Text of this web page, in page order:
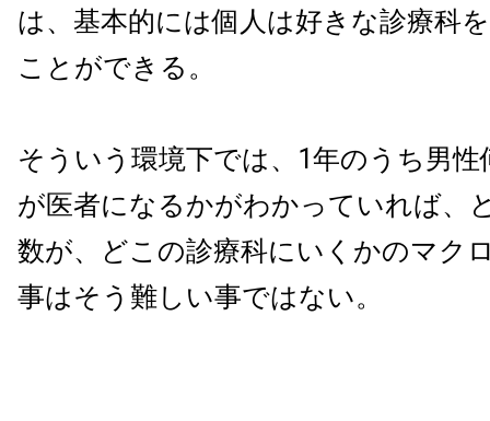
は、基本的には個人は好きな診療科
ことができる。
そういう環境下では、1年のうち男性
が医者になるかがわかっていれば、
数が、どこの診療科にいくかのマク
事はそう難しい事ではない。